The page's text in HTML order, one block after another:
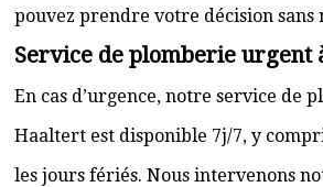
pouvez prendre votre décision sans
Service de plomberie urgent
En cas d’urgence, notre service de
Haaltert est disponible 7j/7, y
les jours fériés. Nous intervenons